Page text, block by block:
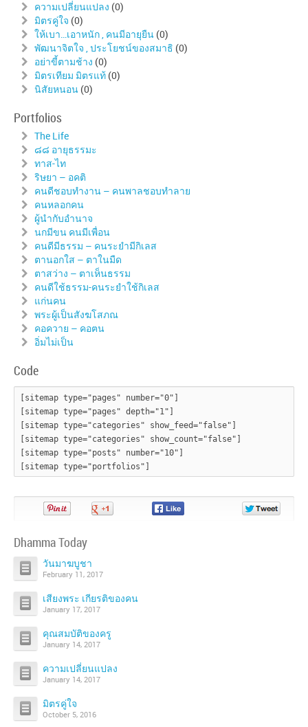
ความเปลี่ยนแปลง (0)
มิตรคู่ใจ (0)
ให้เบา…เอาหนัก , คนมีอายุยืน (0)
พัฒนาจิตใจ , ประโยชน์ของสมาธิ (0)
อย่าขี้ตามช้าง (0)
มิตรเทียม มิตรแท้ (0)
นิสัยหนอน (0)
Portfolios
The Life
๘๘ อายุธรรมะ
ทาส-ไท
ริษยา – อคติ
คนดีชอบทำงาน – คนพาลชอบทำลาย
คนหลอกคน
ผู้นำกับอำนาจ
นกมีขน คนมีเพื่อน
คนดีมีธรรม – คนระยำมีกิเลส
ตานอกใส – ตาในมืด
ตาสว่าง – ตาเห็นธรรม
คนดีใช้ธรรม-คนระยำใช้กิเลส
แก่นคน
พระผู้เป็นสังฆโสภณ
คอควาย – คอฅน
อิ่มไม่เป็น
Code
[sitemap type="pages" number="0"]
[sitemap type="pages" depth="1"]
[sitemap type="categories" show_feed="false"]
[sitemap type="categories" show_count="false"]
[sitemap type="posts" number="10"]
Share
Dhamma Today
วันมาฆบูชา
February 11, 2017
เสียงพระ เกียรติของคน
January 17, 2017
คุณสมบัติของครู
January 14, 2017
ความเปลี่ยนแปลง
January 14, 2017
มิตรคู่ใจ
October 5, 2016